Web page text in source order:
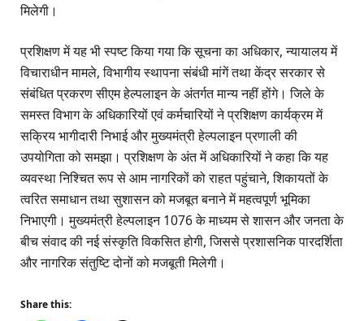
मिलेगी।
प्रशिक्षण में यह भी स्पष्ट किया गया कि सूचना का अधिकार, न्यायालय में
विचाराधीन मामले, विभागीय स्थापना संबंधी मांगें तथा केंद्र सरकार से
संबंधित प्रकरण सीएम हेल्पलाइन के अंतर्गत मान्य नहीं होंगे। जिले के
समस्त विभाग के अधिकारियों एवं कर्मचारियों ने प्रशिक्षण कार्यक्रम में
सक्रिय भागीदारी निभाई और मुख्यमंत्री हेल्पलाइन प्रणाली की
उपयोगिता को समझा। प्रशिक्षण के अंत में अधिकारियों ने कहा कि यह
व्यवस्था निश्चित रूप से आम नागरिकों को राहत पहुंचाने, शिकायतों के
त्वरित समाधान तथा सुशासन को मजबूत बनाने में महत्वपूर्ण भूमिका
निभाएगी। मुख्यमंत्री हेल्पलाइन 1076 के माध्यम से शासन और जनता के
बीच संवाद की नई संस्कृति विकसित होगी, जिससे प्रशासनिक पारदर्शिता
और नागरिक संतुष्टि दोनों को मजबूती मिलेगी।
Share this: